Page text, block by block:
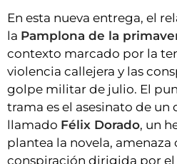
En esta nueva entrega, el
la Pamplona de la
contexto marcado por la
violencia callejera y las
golpe militar de julio. El
trama es el asesinato de
llamado Félix Dorado, un
plantea la novela, amenaza
conspiración dirigida por el